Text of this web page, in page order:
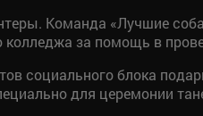
Команда «Лучшие
колледжа за помощь в
социального блока
для церемонии